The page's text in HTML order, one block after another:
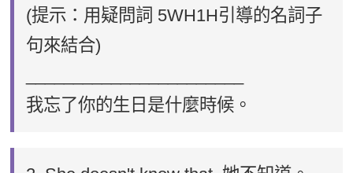
(提示：用疑問詞 5WH1H引導的名詞子
句來結合)
我忘了你的生日是什麼時候。